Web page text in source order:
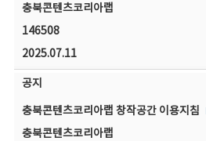
충북콘텐츠코리아랩
146508
2025.07.11
공지
충북콘텐츠코리아랩 창작공간 이용지침
충북콘텐츠코리아랩